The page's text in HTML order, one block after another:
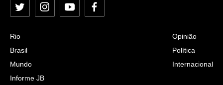
Twitter InstagramYouTubeFacebook
Rio
Brasil
Mundo
Informe JB
Opinião
Política
Internacional